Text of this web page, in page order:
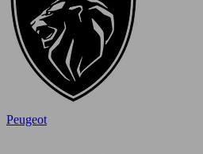
Peugeot